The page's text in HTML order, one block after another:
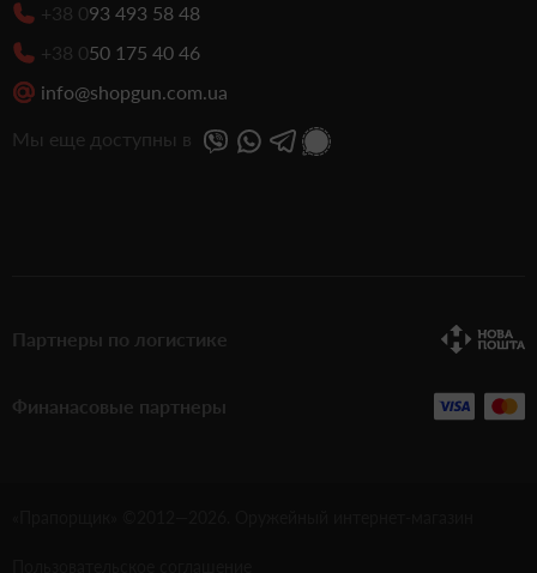
+38 093 493 58 48
+38 050 175 40 46
info@shopgun.com.ua
Мы еще доступны в
Партнеры по логистике
Финанасовые партнеры